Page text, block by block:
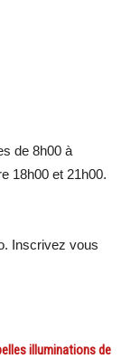
de 8h00 à
18h00 et 21h00.
Inscrivez vous
illuminations de